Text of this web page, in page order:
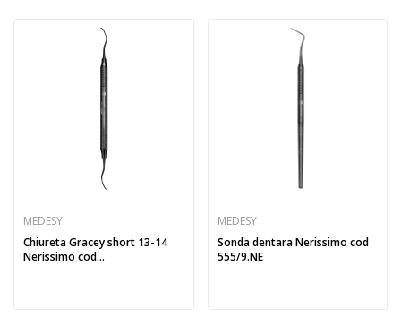
MEDESY
Chiureta Gracey short 13-14
Nerissimo cod...
MEDESY
Sonda dentara Nerissimo cod
555/9.NE